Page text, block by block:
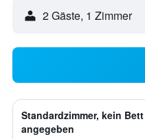
2 Gäste, 1 Zimmer
Standardzimmer, kein Bett
angegeben